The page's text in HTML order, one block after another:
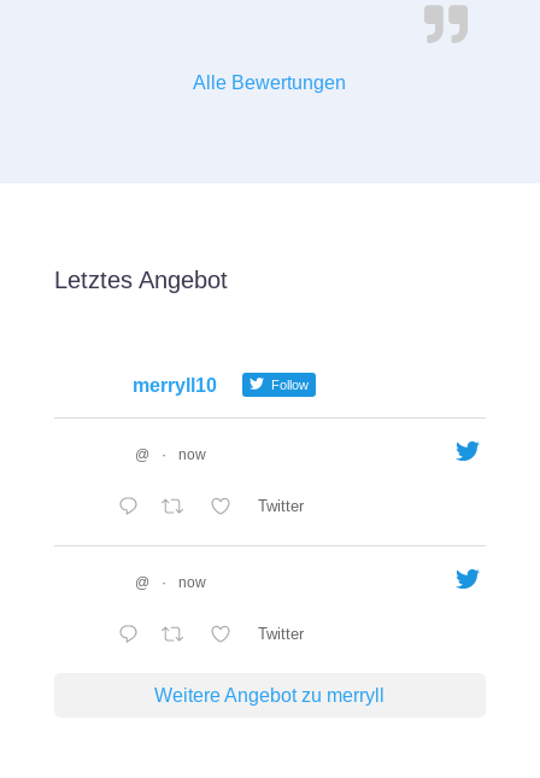
Alle Bewertungen
Letztes Angebot
merryll10 Follow
@ · now
Twitter
@ · now
Twitter
Weitere Angebot zu merryll